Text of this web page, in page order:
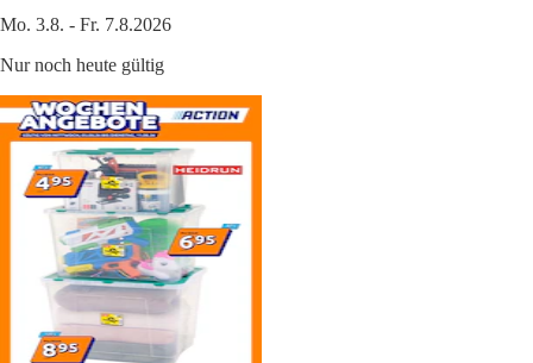
Mo. 3.8. - Fr. 7.8.2026
Nur noch heute gültig